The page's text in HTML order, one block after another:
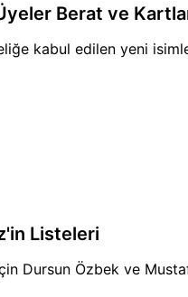
Berat ve
kabul edilen yeni
Listeleri
Dursun Özbek ve